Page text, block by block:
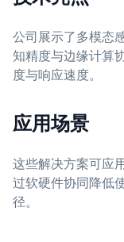
公司展示了多模态
知精度与边缘计算
度与响应速度。
应用场景
这些解决方案可应
过软硬件协同降低
径。